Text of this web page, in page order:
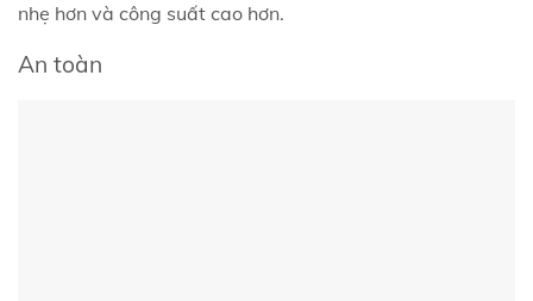
nhẹ hơn và công suất cao hơn.
An toàn